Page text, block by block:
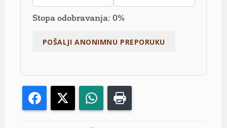
Stopa odobravanja: 0%
Facebook WhatsApp